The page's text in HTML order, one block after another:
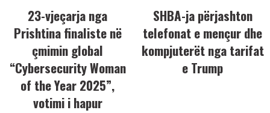
23-vjeçarja nga
Prishtina finaliste në
çmimin global
“Cybersecurity Woman
of the Year 2025”,
votimi i hapur
SHBA-ja përjashton
telefonat e mençur dhe
kompjuterët nga tarifat
e Trump